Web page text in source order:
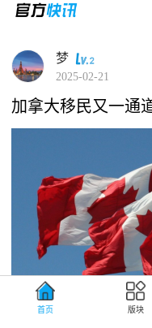
梦
2025-02-21
加拿大移民又一通
首页 版块